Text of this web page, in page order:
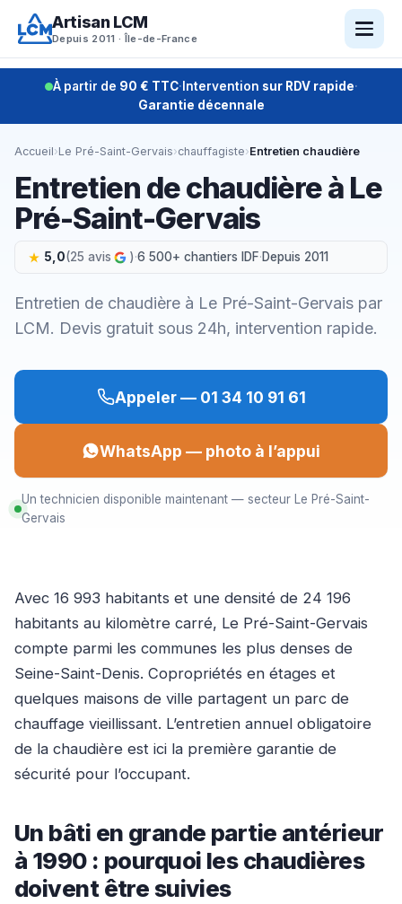
contenu
Artisan LCM
Depuis 2011 · Île-de-France
À partir de 90 € TTC· Intervention sur RDV rapide·
Garantie décennale
Accueil›Le Pré-Saint-Gervais›chauffagiste›Entretien chaudière
Entretien de chaudière à Le
Pré-Saint-Gervais
5,0(25 avis )·6 500+ chantiers IDF·Depuis 2011
Entretien de chaudière à Le Pré-Saint-Gervais par
LCM. Devis gratuit sous 24h, intervention rapide.
Appeler — 01 34 10 91 61
WhatsApp — photo à l’appui
Un technicien disponible maintenant — secteur Le Pré-Saint-
Gervais
Avec 16 993 habitants et une densité de 24 196
habitants au kilomètre carré, Le Pré-Saint-Gervais
compte parmi les communes les plus denses de
Seine-Saint-Denis. Copropriétés en étages et
quelques maisons de ville partagent un parc de
chauffage vieillissant. L’entretien annuel obligatoire
de la chaudière est ici la première garantie de
sécurité pour l’occupant.
Un bâti en grande partie antérieur
à 1990 : pourquoi les chaudières
doivent être suivies